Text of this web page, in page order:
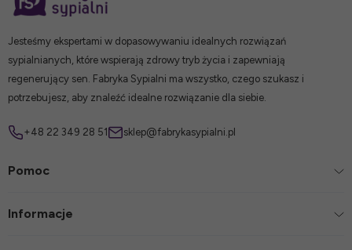
Jesteśmy ekspertami w dopasowywaniu idealnych rozwiązań
sypialnianych, które wspierają zdrowy tryb życia i zapewniają
regenerujący sen. Fabryka Sypialni ma wszystko, czego szukasz i
potrzebujesz, aby znaleźć idealne rozwiązanie dla siebie.
+48 22 349 28 51 sklep@fabrykasypialni.pl
Pomoc
Informacje